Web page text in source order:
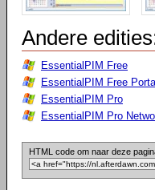
Andere
EssentialPIM Free
EssentialPIM Free
EssentialPIM Pro
EssentialPIM Pro
HTML code om naar deze